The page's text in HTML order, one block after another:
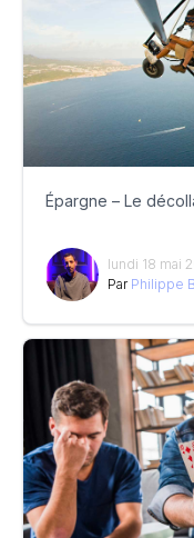
Épargne – Le
lundi 18 mai
Par Philippe